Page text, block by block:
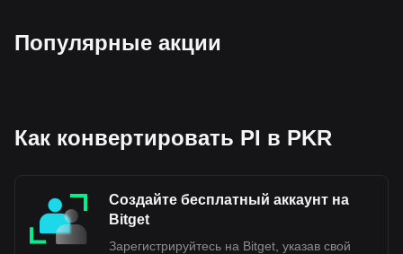
Популярные акции
Как конвертировать PI в PKR
Создайте бесплатный аккаунт на
Bitget
Зарегистрируйтесь на Bitget, указав свой